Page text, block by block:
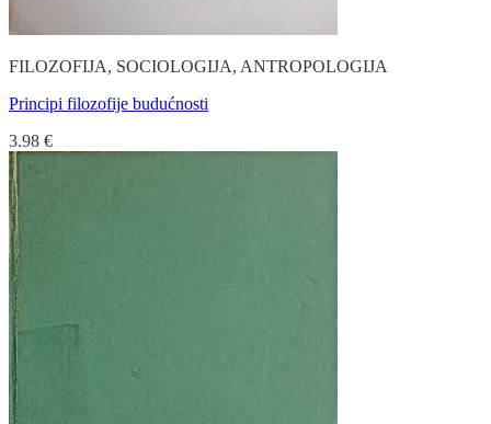
FILOZOFIJA, SOCIOLOGIJA, ANTROPOLOGIJA
Principi filozofije budućnosti
3.98 €